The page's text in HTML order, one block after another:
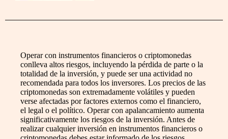
Operar con instrumentos financieros o criptomonedas
conlleva altos riesgos, incluyendo la pérdida de parte o la
totalidad de la inversión, y puede ser una actividad no
recomendada para todos los inversores. Los precios de las
criptomonedas son extremadamente volátiles y pueden
verse afectadas por factores externos como el financiero,
el legal o el político. Operar con apalancamiento aumenta
significativamente los riesgos de la inversión. Antes de
realizar cualquier inversión en instrumentos financieros o